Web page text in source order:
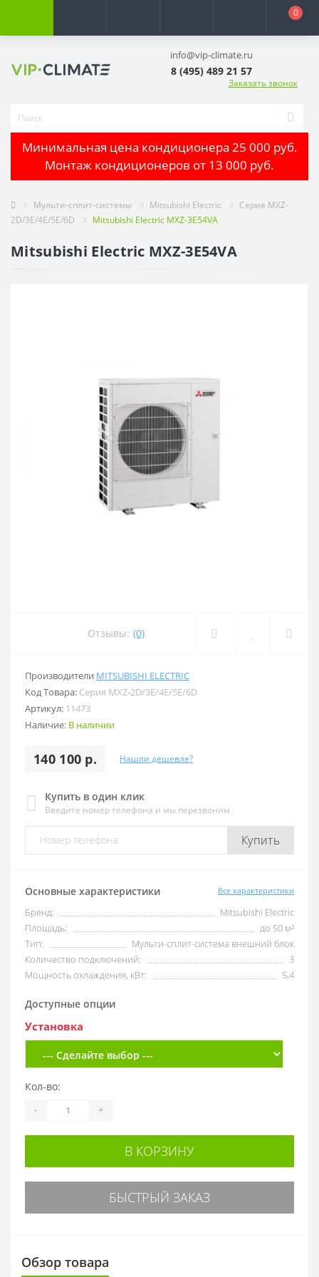
0
info@vip-climate.ru
8 (495) 489 21 57
Заказать звонок
Минимальная цена кондиционера 25 000 руб.
Монтаж кондиционеров от 13 000 руб.
Мульти-сплит-системы Mitsubishi Electric
Серия MXZ-
2D/3E/4E/5E/6D
Mitsubishi Electric MXZ-3E54VA
Mitsubishi Electric MXZ-3E54VA
Отзывы: (0)
Производители MITSUBISHI ELECTRIC
Код Товара: Серия MXZ-2D/3E/4E/5E/6D
Артикул: 11473
Наличие: В наличии
140 100 р. Нашли дешевле?
Купить в один клик
Введите номер телефона и мы перезвоним
Купить
Основные характеристики Все характеристики
Бренд:
Mitsubishi Electric
Площадь:
до 50 м²
Тип:
Мульти-сплит-система внешний блок
Количество подключений:
3
Мощность охлаждения, кВт:
5,4
Доступные опции
Установка
Кол-во:
- +
В КОРЗИНУ
БЫСТРЫЙ ЗАКАЗ
Обзор товара